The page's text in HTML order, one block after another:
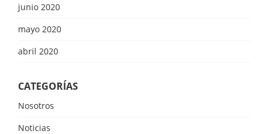
junio 2020
mayo 2020
abril 2020
CATEGORÍAS
Nosotros
Noticias